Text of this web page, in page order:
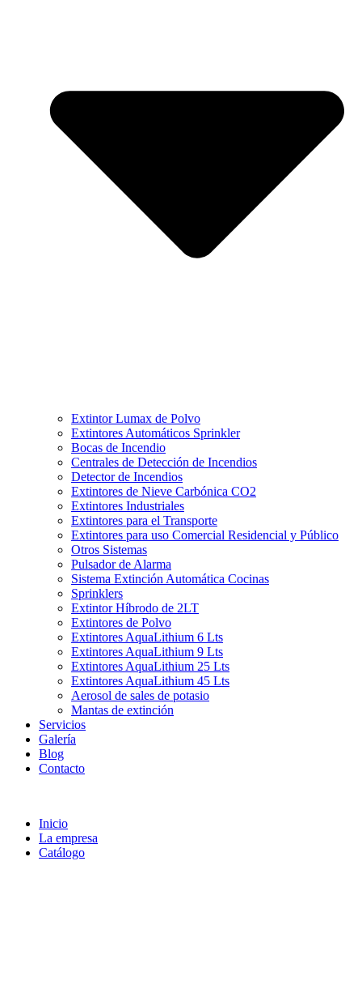
Extintor Lumax de Polvo
Extintores Automáticos Sprinkler
Bocas de Incendio
Centrales de Detección de Incendios
Detector de Incendios
Extintores de Nieve Carbónica CO2
Extintores Industriales
Extintores para el Transporte
Extintores para uso Comercial Residencial y Público
Otros Sistemas
Pulsador de Alarma
Sistema Extinción Automática Cocinas
Sprinklers
Extintor Híbrodo de 2LT
Extintores de Polvo
Extintores AquaLithium 6 Lts
Extintores AquaLithium 9 Lts
Extintores AquaLithium 25 Lts
Extintores AquaLithium 45 Lts
Aerosol de sales de potasio
Mantas de extinción
Servicios
Galería
Blog
Contacto
Inicio
La empresa
Catálogo